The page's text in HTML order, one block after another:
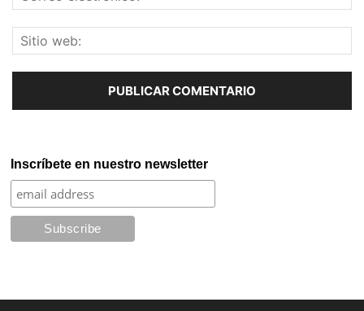
Inscríbete en nuestro newsletter